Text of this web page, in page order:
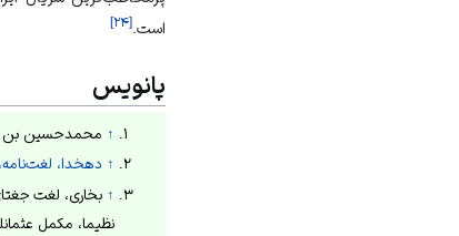
است. [۲۴]
پانویس
↑ محمدحسین بن خلف
↑ دهخدا،
↑ بخاری، لغت جغتای و ترکی
نظیما، مکمل عثمانلی لغتی،